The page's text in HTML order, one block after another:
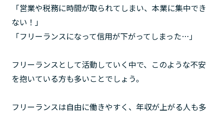
「営業や税務に時間が取られてしまい、本業に集中でき
ない！」
「フリーランスになって信用が下がってしまった…」
フリーランスとして活動していく中で、このような不安
を抱いている方も多いことでしょう。
フリーランスは自由に働きやすく、年収が上がる人も多